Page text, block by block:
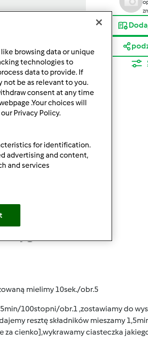
porcje/porcji
porcje/porcji
mielimy 10sek./obr.5
100stopni/obr.1 ,zostawiamy do
resztę składników mieszamy
cienko],wykrawamy ciasteczka
browsing data or unique
technologies to
data to provide. If
not be as relevant to you.
consent at any time
.Your choices will
Privacy Policy.
for identification.
advertising and content,
and services